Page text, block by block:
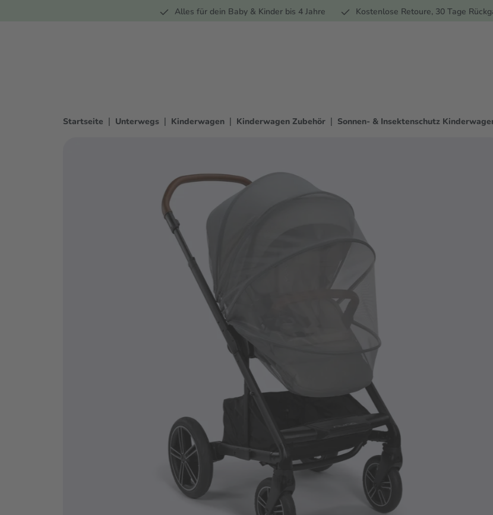
Alles für dein Baby & Kinder bis 4 Jahre Kostenlose Retoure, 30 Tage
Startseite | Unterwegs | Kinderwagen | Kinderwagen Zubehör | Sonnen- & Insektenschutz